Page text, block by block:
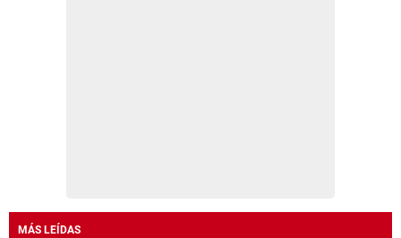
MÁS LEÍDAS